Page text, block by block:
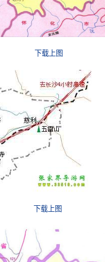
下载上图
下载上图